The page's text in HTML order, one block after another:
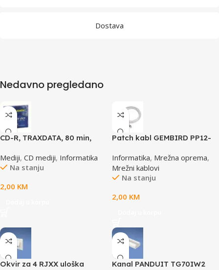
Dostava
Nedavno pregledano
CD-R, TRAXDATA, 80 min,
Mediji, CD mediji, Informatika
Na stanju
2,00 KM
Patch kabl GEMBIRD PP12-
Informatika, Mrežna oprema,
Mrežni kablovi
Na stanju
2,00 KM
Okvir za 4 RJXX uloška
Kanal PANDUIT TG70IW2